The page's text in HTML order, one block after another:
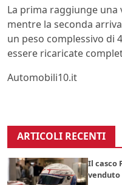
La prima raggiunge una
mentre la seconda
un peso complessivo di
essere ricaricate
Automobili10.it
ARTICOLI RECENTI
Il casco
venduto